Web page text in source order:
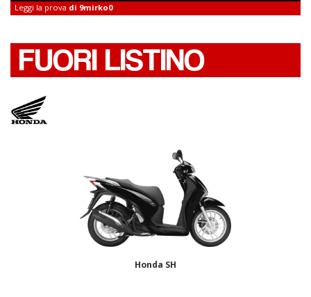
Leggi la prova di 9mirko0
FUORI LISTINO
Honda SH